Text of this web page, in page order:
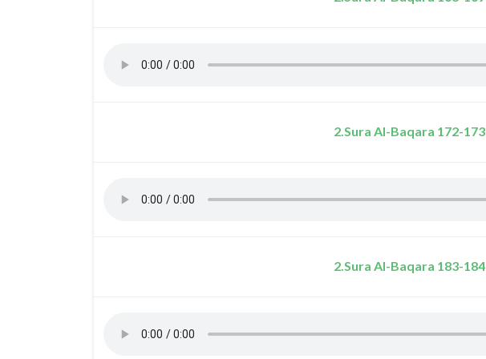
2.Sura Al-Baqara 172-173
2.Sura Al-Baqara 183-184